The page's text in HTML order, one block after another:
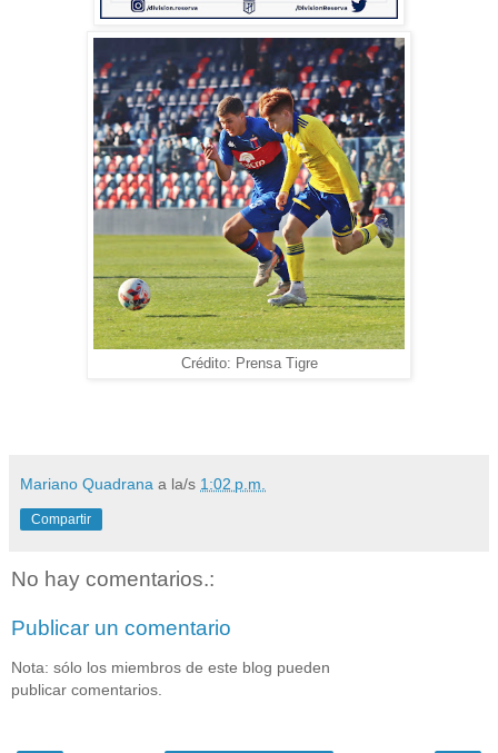
Crédito: Prensa Tigre
Mariano Quadrana a la/s 1:02 p.m.
Compartir
No hay comentarios.:
Publicar un comentario
Nota: sólo los miembros de este blog pueden
publicar comentarios.